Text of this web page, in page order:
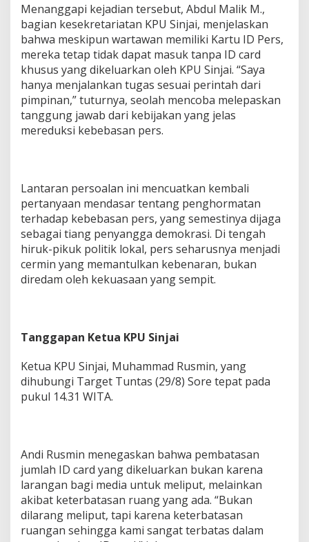
Menanggapi kejadian tersebut, Abdul Malik M.,
bagian kesekretariatan KPU Sinjai, menjelaskan
bahwa meskipun wartawan memiliki Kartu ID Pers,
mereka tetap tidak dapat masuk tanpa ID card
khusus yang dikeluarkan oleh KPU Sinjai. “Saya
hanya menjalankan tugas sesuai perintah dari
pimpinan,” tuturnya, seolah mencoba melepaskan
tanggung jawab dari kebijakan yang jelas
mereduksi kebebasan pers.
Lantaran persoalan ini mencuatkan kembali
pertanyaan mendasar tentang penghormatan
terhadap kebebasan pers, yang semestinya dijaga
sebagai tiang penyangga demokrasi. Di tengah
hiruk-pikuk politik lokal, pers seharusnya menjadi
cermin yang memantulkan kebenaran, bukan
diredam oleh kekuasaan yang sempit.
Tanggapan Ketua KPU Sinjai
Ketua KPU Sinjai, Muhammad Rusmin, yang
dihubungi Target Tuntas (29/8) Sore tepat pada
pukul 14.31 WITA.
Andi Rusmin menegaskan bahwa pembatasan
jumlah ID card yang dikeluarkan bukan karena
larangan bagi media untuk meliput, melainkan
akibat keterbatasan ruang yang ada. “Bukan
dilarang meliput, tapi karena keterbatasan
ruangan sehingga kami sangat terbatas dalam